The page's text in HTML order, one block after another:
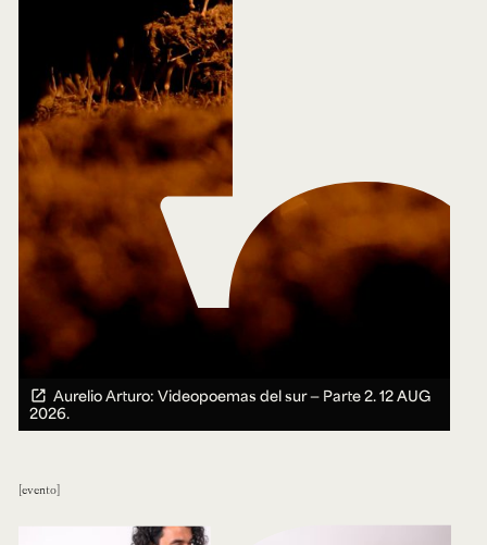
Aurelio Arturo: Videopoemas del sur — Parte 2.12 AUG
2026.
evento